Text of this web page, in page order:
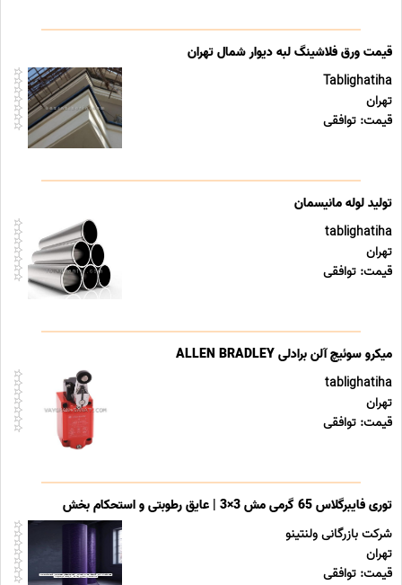
قیمت ورق فلاشینگ لبه دیوار شمال تهران
Tablighatiha
تهران
قیمت: توافقی
تولید لوله مانیسمان
tablighatiha
تهران
قیمت: توافقی
میکرو سوئیچ آلن برادلی ALLEN BRADLEY
tablighatiha
تهران
قیمت: توافقی
توری فایبرگلاس 65 گرمی مش 3×3 | عایق رطوبتی و استحکام بخش
شرکت بازرگانی ولنتینو
تهران
قیمت: توافقی